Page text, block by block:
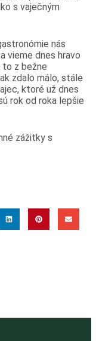
s vaječným
nás
vieme dnes hravo
to z bežne
zdalo málo, stále
ktoré už dnes
rok od roka lepšie
zážitky s